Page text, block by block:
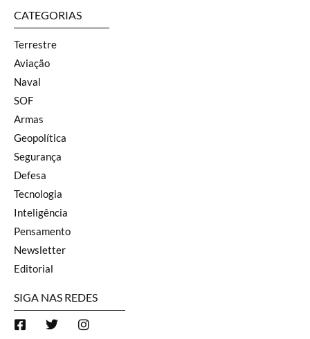
CATEGORIAS
Terrestre
Aviação
Naval
SOF
Armas
Geopolítica
Segurança
Defesa
Tecnologia
Inteligência
Pensamento
Newsletter
Editorial
SIGA NAS REDES